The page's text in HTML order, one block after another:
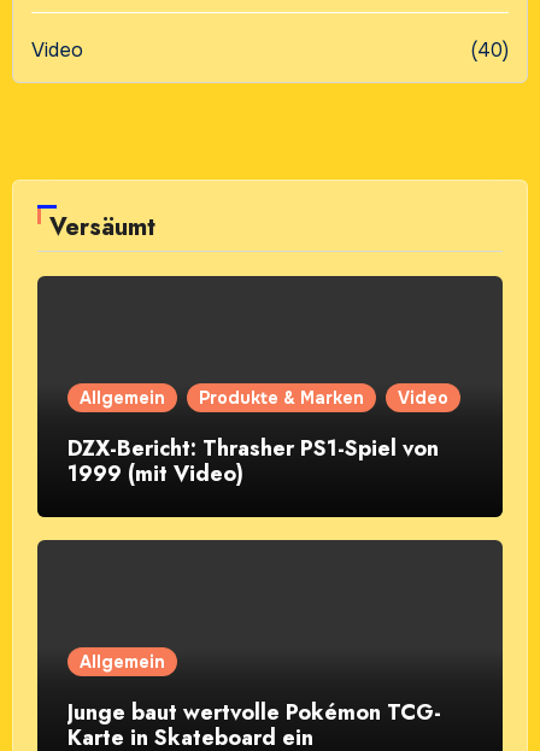
Video (40)
Versäumt
Allgemein Produkte & Marken Video
DZX-Bericht: Thrasher PS1-Spiel von
1999 (mit Video)
Allgemein
Junge baut wertvolle Pokémon TCG-
Karte in Skateboard ein